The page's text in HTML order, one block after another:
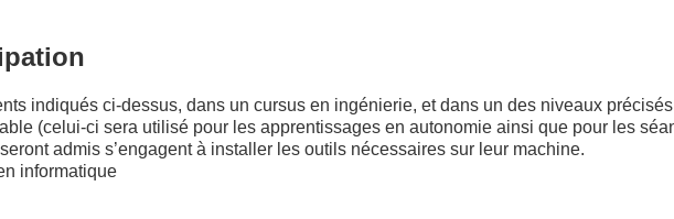
indiqués ci-dessus, dans un cursus en ingénierie, et dans un des niveaux
(celui-ci sera utilisé pour les apprentissages en autonomie ainsi que pour les
admis s’engagent à installer les outils nécessaires sur leur machine.
informatique